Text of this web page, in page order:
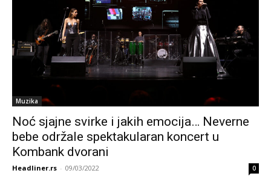
Muzika
Noć sjajne svirke i jakih emocija… Neverne
bebe održale spektakularan koncert u
Kombank dvorani
Headliner.rs - 09/03/2022 0